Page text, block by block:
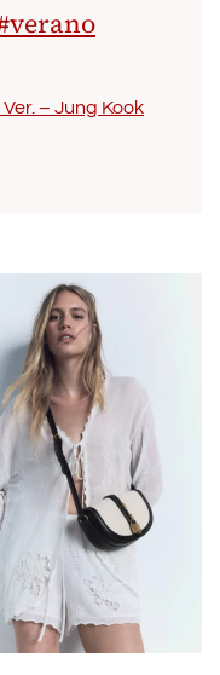
– Jung Kook